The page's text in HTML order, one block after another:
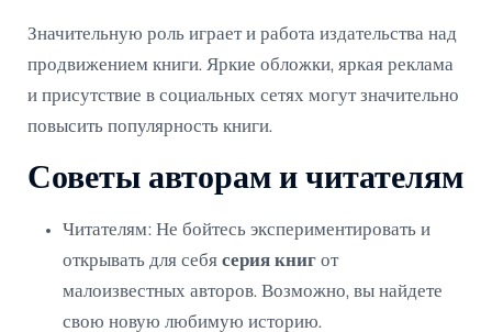
Значительную роль играет и работа издательства над
продвижением книги. Яркие обложки, яркая реклама
и присутствие в социальных сетях могут значительно
повысить популярность книги.
Советы авторам и читателям
Читателям: Не бойтесь экспериментировать и
открывать для себя серия книг от
малоизвестных авторов. Возможно, вы найдете
свою новую любимую историю.